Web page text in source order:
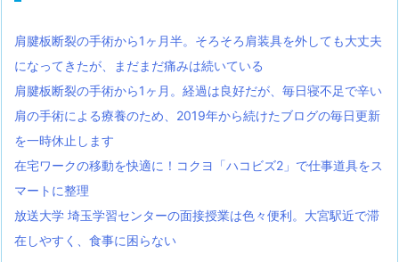
肩腱板断裂の手術から1ヶ月半。そろそろ肩装具を外しても大丈夫
になってきたが、まだまだ痛みは続いている
肩腱板断裂の手術から1ヶ月。経過は良好だが、毎日寝不足で辛い
肩の手術による療養のため、2019年から続けたブログの毎日更新
を一時休止します
在宅ワークの移動を快適に！コクヨ「ハコビズ2」で仕事道具をス
マートに整理
放送大学 埼玉学習センターの面接授業は色々便利。大宮駅近で滞
在しやすく、食事に困らない